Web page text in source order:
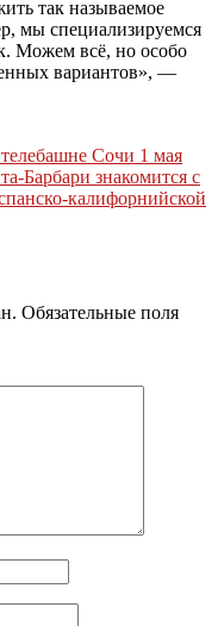
так называемое
мы специализируемся
Можем всё, но особо
вариантов», —
Сочи 1 мая
Барбари знакомится с
калифорнийской
Обязательные поля